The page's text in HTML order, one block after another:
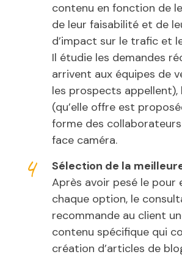
contenu en fonction de
de leur faisabilité et de
d’impact sur le trafic et
Il étudie les demandes
arrivent aux équipes de
les prospects appellent),
(qu’elle offre est
forme des collaborateurs
face caméra.
Sélection de la
Après avoir pesé le
chaque option, le
recommande au client
contenu spécifique qui
création d’articles de